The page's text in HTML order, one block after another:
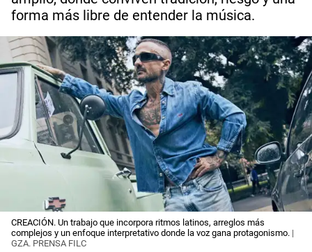
forma más libre de entender la música.
CREACIÓN. Un trabajo que incorpora ritmos latinos, arreglos más
complejos y un enfoque interpretativo donde la voz gana protagonismo. |
GZA. PRENSA FILC